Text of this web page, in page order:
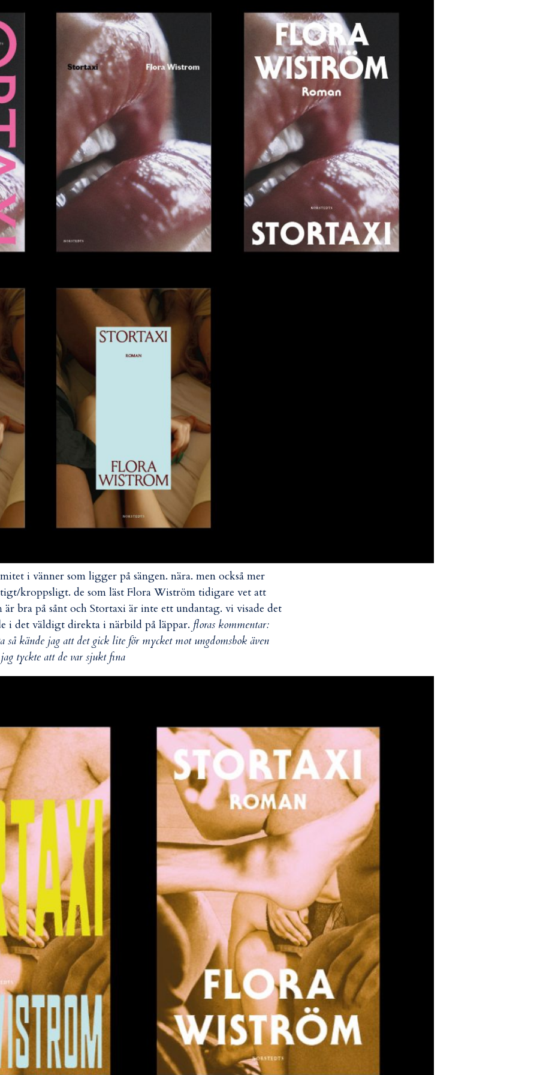
i vänner som ligger på sängen. nära. men också mer
kroppsligt. de som läst Flora Wiström tidigare vet att
är bra på sånt och Stortaxi är inte ett undantag. vi visade det
i det väldigt direkta i närbild på läppar. floras kommentar:
så kände jag att det gick lite för mycket mot ungdomsbok även
tyckte att de var sjukt fina